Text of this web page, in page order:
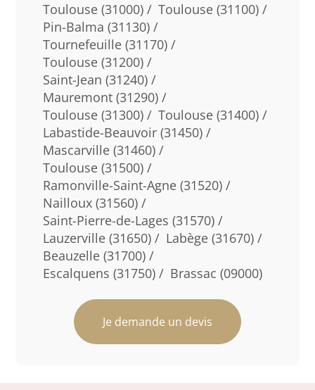
Toulouse (31000) / Toulouse (31100) /
Pin-Balma (31130) /
Tournefeuille (31170) /
Toulouse (31200) /
Saint-Jean (31240) /
Mauremont (31290) /
Toulouse (31300) / Toulouse (31400) /
Labastide-Beauvoir (31450) /
Mascarville (31460) /
Toulouse (31500) /
Ramonville-Saint-Agne (31520) /
Nailloux (31560) /
Saint-Pierre-de-Lages (31570) /
Lauzerville (31650) / Labège (31670) /
Beauzelle (31700) /
Escalquens (31750) / Brassac (09000)
Je demande un devis